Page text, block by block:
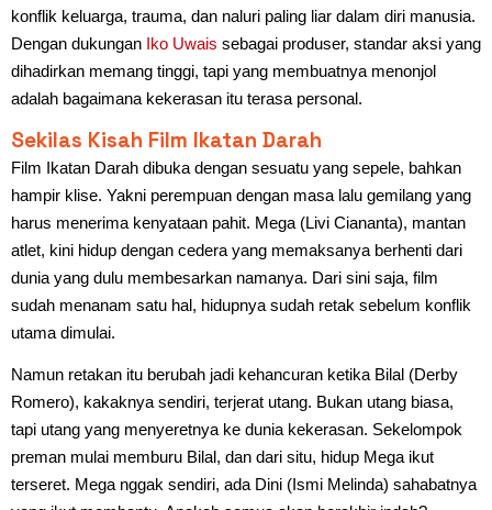
konflik keluarga, trauma, dan naluri paling liar dalam diri manusia.
Dengan dukungan Iko Uwais sebagai produser, standar aksi yang
dihadirkan memang tinggi, tapi yang membuatnya menonjol
adalah bagaimana kekerasan itu terasa personal.
Sekilas Kisah Film Ikatan Darah
Film Ikatan Darah dibuka dengan sesuatu yang sepele, bahkan
hampir klise. Yakni perempuan dengan masa lalu gemilang yang
harus menerima kenyataan pahit. Mega (Livi Ciananta), mantan
atlet, kini hidup dengan cedera yang memaksanya berhenti dari
dunia yang dulu membesarkan namanya. Dari sini saja, film
sudah menanam satu hal, hidupnya sudah retak sebelum konflik
utama dimulai.
Namun retakan itu berubah jadi kehancuran ketika Bilal (Derby
Romero), kakaknya sendiri, terjerat utang. Bukan utang biasa,
tapi utang yang menyeretnya ke dunia kekerasan. Sekelompok
preman mulai memburu Bilal, dan dari situ, hidup Mega ikut
terseret. Mega nggak sendiri, ada Dini (Ismi Melinda) sahabatnya